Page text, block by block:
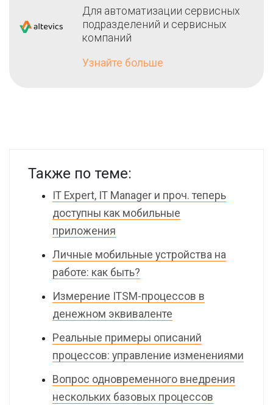
Для автоматизации сервисных
подразделений и сервисных
компаний
Узнайте больше
Также по теме:
IT Expert, IT Manager и проч. теперь
доступны как мобильные
приложения
Личные мобильные устройства на
работе: как быть?
Измерение ITSM-процессов в
денежном эквиваленте
Реальные примеры описаний
процессов: управление изменениями
Вопрос одновременного внедрения
нескольких базовых процессов